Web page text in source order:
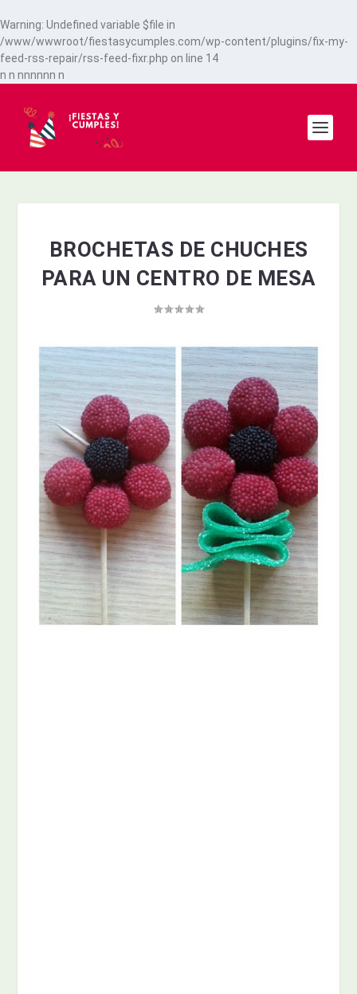
Warning: Undefined variable $file in
/www/wwwroot/fiestasycumples.com/wp-content/plugins/fix-my-
feed-rss-repair/rss-feed-fixr.php on line 14
n n nnnnnn n
BROCHETAS DE CHUCHES
PARA UN CENTRO DE MESA